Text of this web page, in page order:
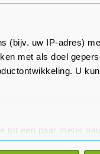
(bijv. uw IP-adres)
met als doel
U
tot een paar meter